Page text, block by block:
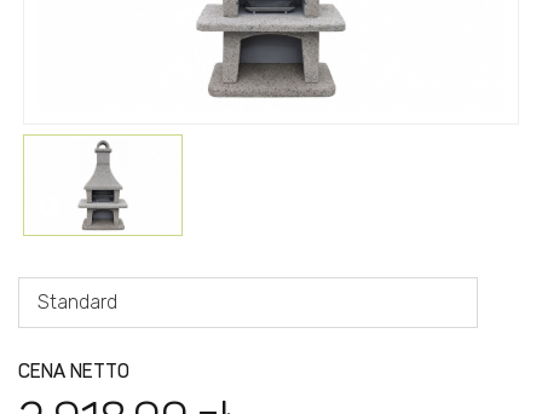
Standard
CENA NETTO